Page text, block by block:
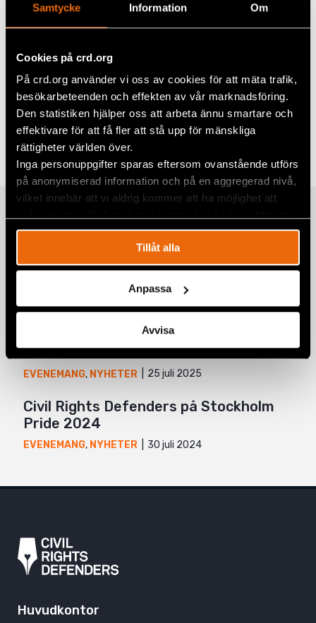
Samtycke Information Om
Cookies på crd.org
På crd.org använder vi oss av cookies för att mäta trafik,
besökarbeteenden och effekten av vår marknadsföring.
Den statistiken hjälper oss att arbeta ännu smartare och
effektivare för att få fler att stå upp för mänskliga
rättigheter världen över.
Inga personuppgifter sparas eftersom ovanstående utförs
på anonymiserad information och på en aggregerad nivå,
vilket innebär att vi aldrig kommer att ha möjlighet att
Tillåt alla
Anpassa
Avvisa
Dela
Facebook
Twitter
Google+
Mail
TaggarEvenemang ,Inlåst men inte utan
rättigheter , Sverige
Relaterade artiklar
Civil Rights Defenders på MR-dagarna
Civil Rights Defenders på Stockholm
Pride 2025
EVENEMANG, NYHETER 25 juli 2025
Civil Rights Defenders på Stockholm
Pride 2024
EVENEMANG, NYHETER 30 juli 2024
Huvudkontor